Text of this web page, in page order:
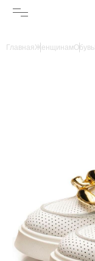
ГлавнаяЖенщинамОбувь